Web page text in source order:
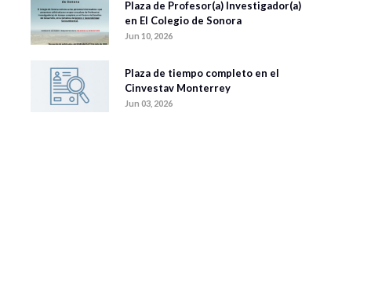
Plaza de Profesor(a) Investigador(a)
en El Colegio de Sonora
Jun 10, 2026
Plaza de tiempo completo en el
Cinvestav Monterrey
Jun 03, 2026